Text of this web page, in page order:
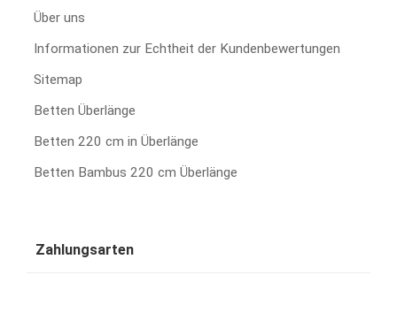
Über uns
Informationen zur Echtheit der Kundenbewertungen
Sitemap
Betten Überlänge
Betten 220 cm in Überlänge
Betten Bambus 220 cm Überlänge
Zahlungsarten